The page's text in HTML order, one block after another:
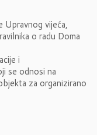
Upravnog vijeća,
o radu Doma
i
se odnosi na
za organizirano